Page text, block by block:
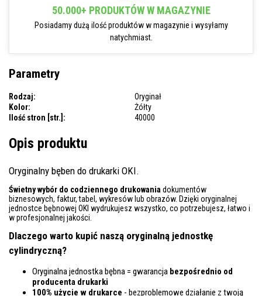
50.000+ PRODUKTÓW W MAGAZYNIE
Posiadamy dużą ilość produktów w magazynie i wysyłamy
natychmiast.
Parametry
Rodzaj:
Oryginał
Kolor:
Żółty
Ilość stron [str.]:
40000
Opis produktu
Oryginalny bęben do drukarki OKI.
Świetny wybór do codziennego drukowania dokumentów
biznesowych, faktur, tabel, wykresów lub obrazów. Dzięki oryginalnej
jednostce bębnowej OKI wydrukujesz wszystko, co potrzebujesz, łatwo i
w profesjonalnej jakości.
Dlaczego warto kupić naszą oryginalną jednostkę
cylindryczną?
Oryginalna jednostka bębna = gwarancja bezpośrednio od
producenta drukarki
100% użycie w drukarce - bezproblemowe działanie z twoją